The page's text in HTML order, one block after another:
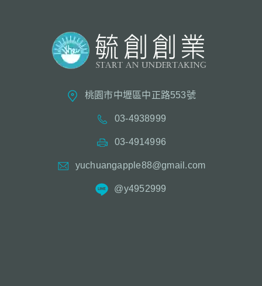
桃園市中壢區中正路553號
03-4938999
03-4914996
yuchuangapple88@gmail.com
@y4952999